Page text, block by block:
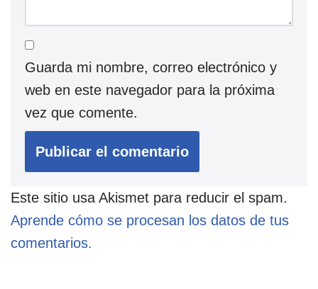
Guarda mi nombre, correo electrónico y
web en este navegador para la próxima
vez que comente.
Este sitio usa Akismet para reducir el spam.
Aprende cómo se procesan los datos de tus
comentarios.